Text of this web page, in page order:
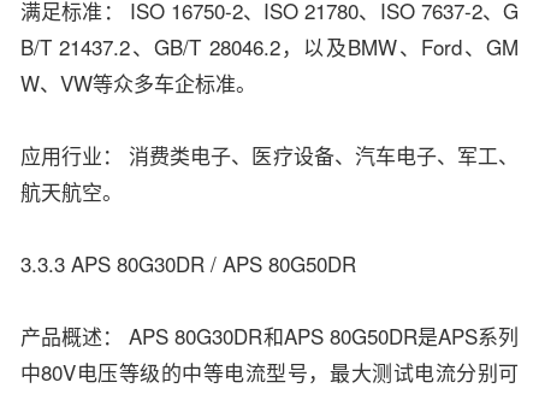
满足标准： ISO 16750-2、ISO 21780、ISO 7637-2、G
B/T 21437.2、GB/T 28046.2，以及BMW、Ford、GM
W、VW等众多车企标准。
应用行业： 消费类电子、医疗设备、汽车电子、军工、
航天航空。
3.3.3 APS 80G30DR / APS 80G50DR
产品概述： APS 80G30DR和APS 80G50DR是APS系列
中80V电压等级的中等电流型号，最大测试电流分别可